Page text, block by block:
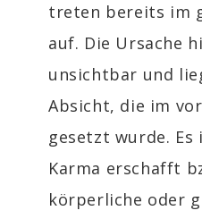
treten bereits im
auf. Die Ursache
unsichtbar und
Absicht, die im
gesetzt wurde.
Karma erschafft
körperliche oder